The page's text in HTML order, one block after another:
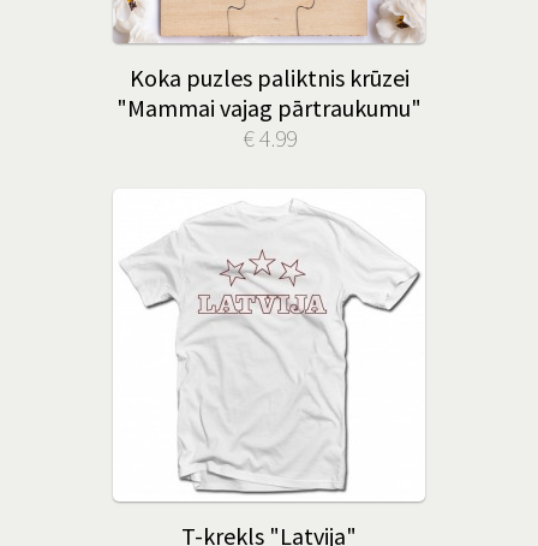
Koka puzles paliktnis krūzei
"Mammai vajag pārtraukumu"
€ 4.99
T-krekls "Latvija"